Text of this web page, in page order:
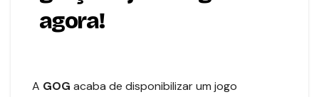
agora!
A GOG acaba de disponibilizar um jogo